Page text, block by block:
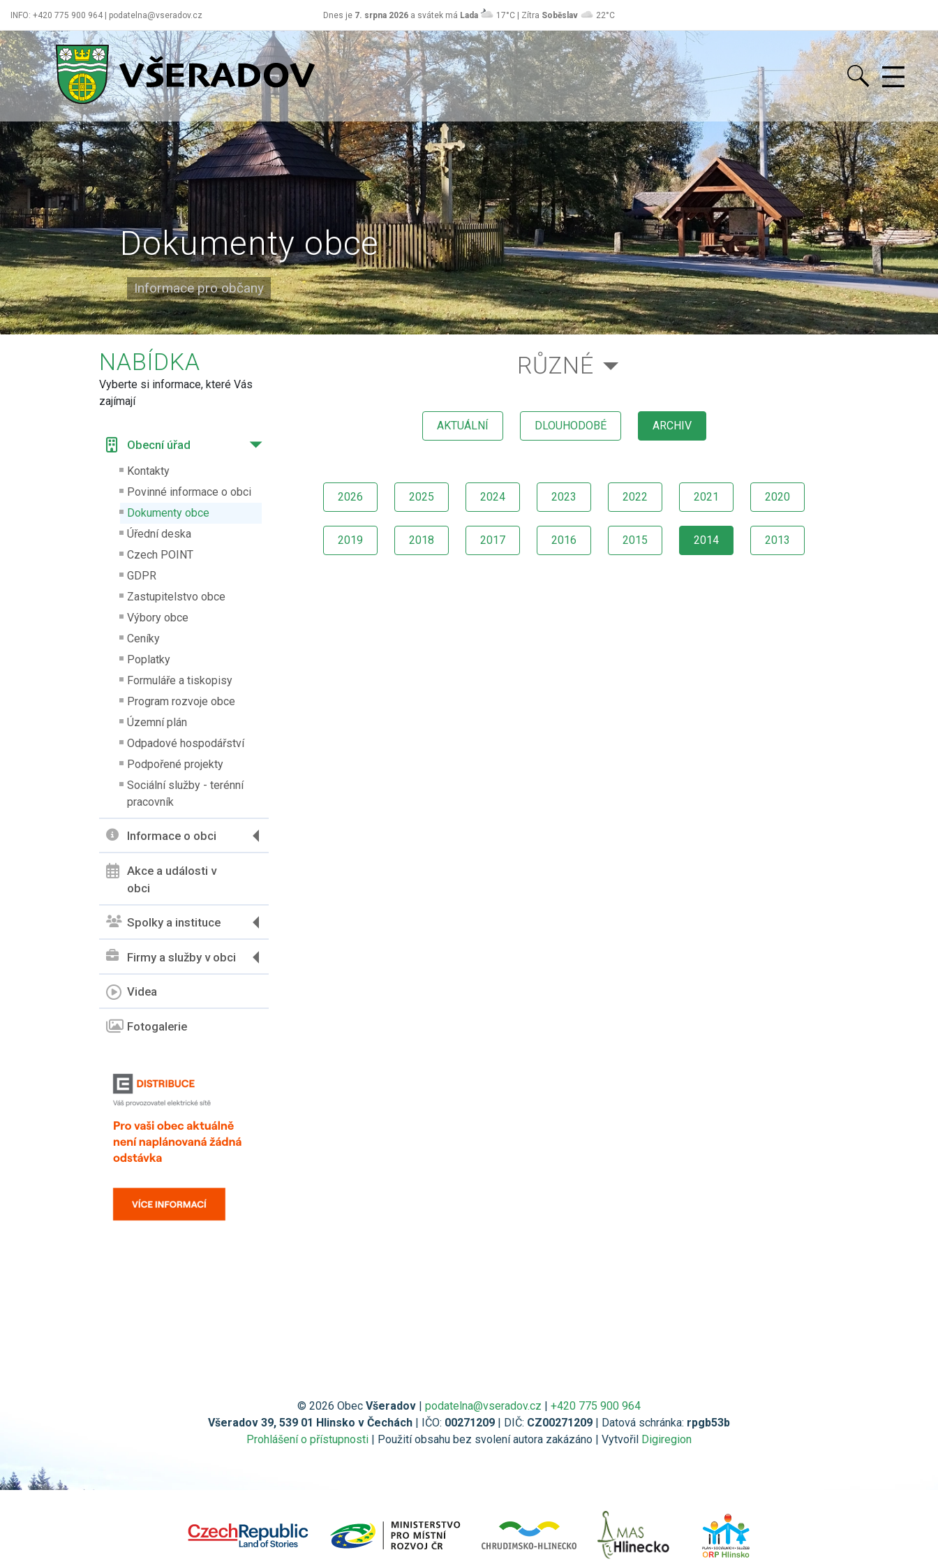
INFO: +420 775 900 964 | podatelna@vseradov.cz Dnes je 7. srpna 2026 a svátek má Lada 17°C | Zítra Soběslav 22°C
Všeradov
Dokumenty obce
Informace pro občany
NABÍDKA
Vyberte si informace, které Vás
zajímají
Obecní úřad
Kontakty
Povinné informace o obci
Dokumenty obce
Úřední deska
Czech POINT
GDPR
Zastupitelstvo obce
Výbory obce
Ceníky
Poplatky
Formuláře a tiskopisy
Program rozvoje obce
Územní plán
Odpadové hospodářství
Podpořené projekty
Sociální služby - terénní
pracovník
Informace o obci
Akce a události v
obci
Spolky a instituce
Firmy a služby v obci
Videa
Fotogalerie
RŮZNÉ
AKTUÁLNÍ DLOUHODOBÉ ARCHIV
2026 2025 2024 2023 2022 2021 2020
2019 2018 2017 2016 2015 2014 2013
© 2026 Obec Všeradov | podatelna@vseradov.cz | +420 775 900 964
Všeradov 39, 539 01 Hlinsko v Čechách | IČO: 00271209 | DIČ: CZ00271209 | Datová schránka: rpgb53b
Prohlášení o přístupnosti | Použití obsahu bez svolení autora zakázáno | Vytvořil Digiregion